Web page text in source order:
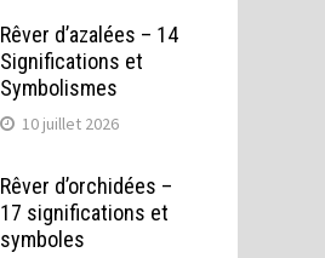
Rêver d’azalées – 14
Significations et
Symbolismes
10 juillet 2026
Rêver d’orchidées –
17 significations et
symboles